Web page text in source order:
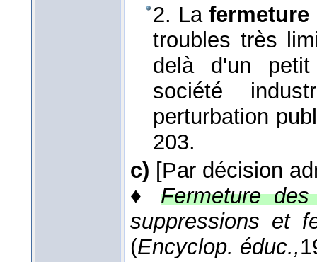
2. Lafermeture
troubles très
delà d'un
société
perturbation
203.
c) [Par décision
♦Fermeture
suppressions et
(Encyclop. éduc.,